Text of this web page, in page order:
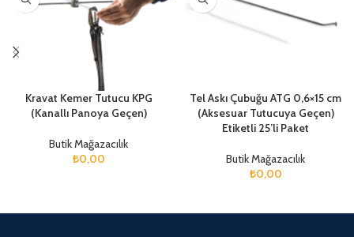
Kravat Kemer Tutucu KPG
(Kanallı Panoya Geçen)
Butik Mağazacılık
₺0,00
Tel Askı Çubuğu ATG 0,6×15 cm
(Aksesuar Tutucuya Geçen)
Etiketli 25’li Paket
Butik Mağazacılık
₺0,00